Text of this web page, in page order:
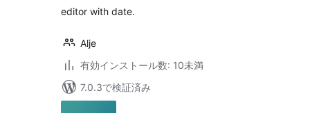
editor with date.
Alje
有効インストール数: 10未満
7.0.3で検証済み